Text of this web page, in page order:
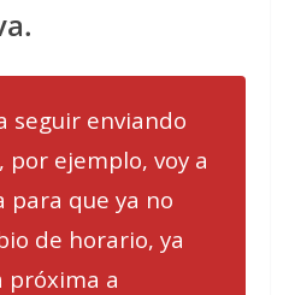
seguir enviando
por ejemplo, voy a
para que ya no
de horario, ya
próxima a